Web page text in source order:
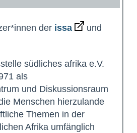
der issa
und
südliches afrika e.V.
als
und Diskussionsraum
Menschen hierzulande
Themen in der
Afrika umfänglich